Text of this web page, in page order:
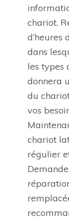
chariot.
d’heures
dans
les types
donnera
du
vos
chariot
régulier